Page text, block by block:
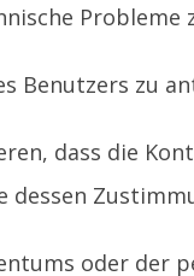
Benutzers zu
dass die
dessen
oder der